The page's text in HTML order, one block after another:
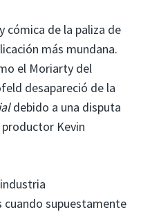
cómica de la paliza de
más mundana.
el Moriarty del
desapareció de la
debido a una disputa
Kevin
supuestamente